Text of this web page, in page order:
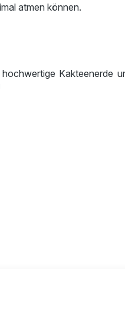
atmen können.
Kakteenerde